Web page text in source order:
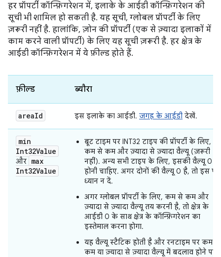
हर प्रॉपर्टी कॉन्फ़िगरेशन में, इलाके के आईडी कॉन्फ़िगरेशन की
सूची भी शामिल हो सकती है. यह सूची, ग्लोबल प्रॉपर्टी के लिए
ज़रूरी नहीं है. हालांकि, ज़ोन की प्रॉपर्टी (एक से ज़्यादा इलाकों में
काम करने वाली प्रॉपर्टी) के लिए यह सूची ज़रूरी है. हर क्षेत्र के
आईडी कॉन्फ़िगरेशन में ये फ़ील्ड होते हैं.
फ़ील्ड ब्यौरा
areaId इस इलाके का आईडी. जगह के आईडी देखें.
min
Int32Value
और max
Int32Value
बूट टाइम पर INT32 टाइप की प्रॉपर्टी के लिए,
कम से कम और ज़्यादा से ज़्यादा वैल्यू (ज़रूरी
नहीं). अन्य सभी टाइप के लिए, इसकी वैल्यू 0
होनी चाहिए. अगर दोनों की वैल्यू 0 है, तो इस पर
ध्यान न दें.
अगर ग्लोबल प्रॉपर्टी के लिए, कम से कम और
ज़्यादा से ज़्यादा वैल्यू तय करनी है, तो क्षेत्र के
आईडी 0 के साथ क्षेत्र के कॉन्फ़िगरेशन का
इस्तेमाल करना होगा.
यह वैल्यू स्टैटिक होती है और रनटाइम पर कम से
कम या ज़्यादा से ज़्यादा वैल्यू में बदलाव होने पर